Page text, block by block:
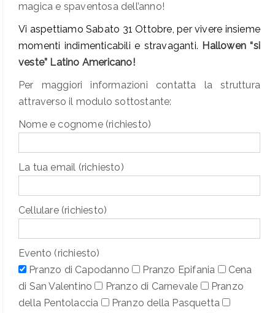
magica e spaventosa dell’anno!
Vi aspettiamo Sabato 31 Ottobre, per vivere insieme
momenti indimenticabili e stravaganti. Hallowen “si
veste” Latino Americano!
Per maggiori informazioni contatta la struttura
attraverso il modulo sottostante:
Nome e cognome (richiesto)
La tua email (richiesto)
Cellulare (richiesto)
Evento (richiesto)
Pranzo di Capodanno
Pranzo Epifania
Cena
di San Valentino
Pranzo di Carnevale
Pranzo
della Pentolaccia
Pranzo della Pasquetta